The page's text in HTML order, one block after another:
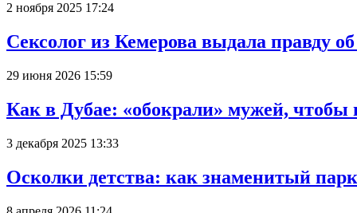
2 ноября 2025 17:24
Сексолог из Кемерова выдала правду
29 июня 2026 15:59
Как в Дубае: «обокрали» мужей, чтобы
3 декабря 2025 13:33
Осколки детства: как знаменитый